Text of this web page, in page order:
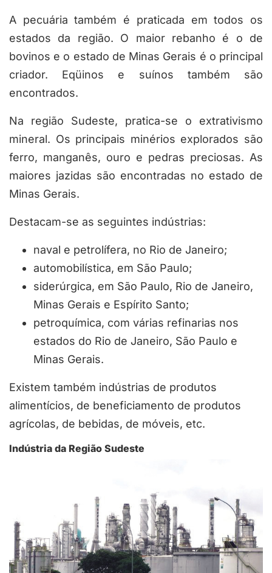
A pecuária também é praticada em todos os
estados da região. O maior rebanho é o de
bovinos e o estado de Minas Gerais é o principal
criador. Eqüinos e suínos também são
encontrados.
Na região Sudeste, pratica-se o extrativismo
mineral. Os principais minérios explorados são
ferro, manganês, ouro e pedras preciosas. As
maiores jazidas são encontradas no estado de
Minas Gerais.
Destacam-se as seguintes indústrias:
naval e petrolífera, no Rio de Janeiro;
automobilística, em São Paulo;
siderúrgica, em São Paulo, Rio de Janeiro,
Minas Gerais e Espírito Santo;
petroquímica, com várias refinarias nos
estados do Rio de Janeiro, São Paulo e
Minas Gerais.
Existem também indústrias de produtos
alimentícios, de beneficiamento de produtos
agrícolas, de bebidas, de móveis, etc.
Indústria da Região Sudeste